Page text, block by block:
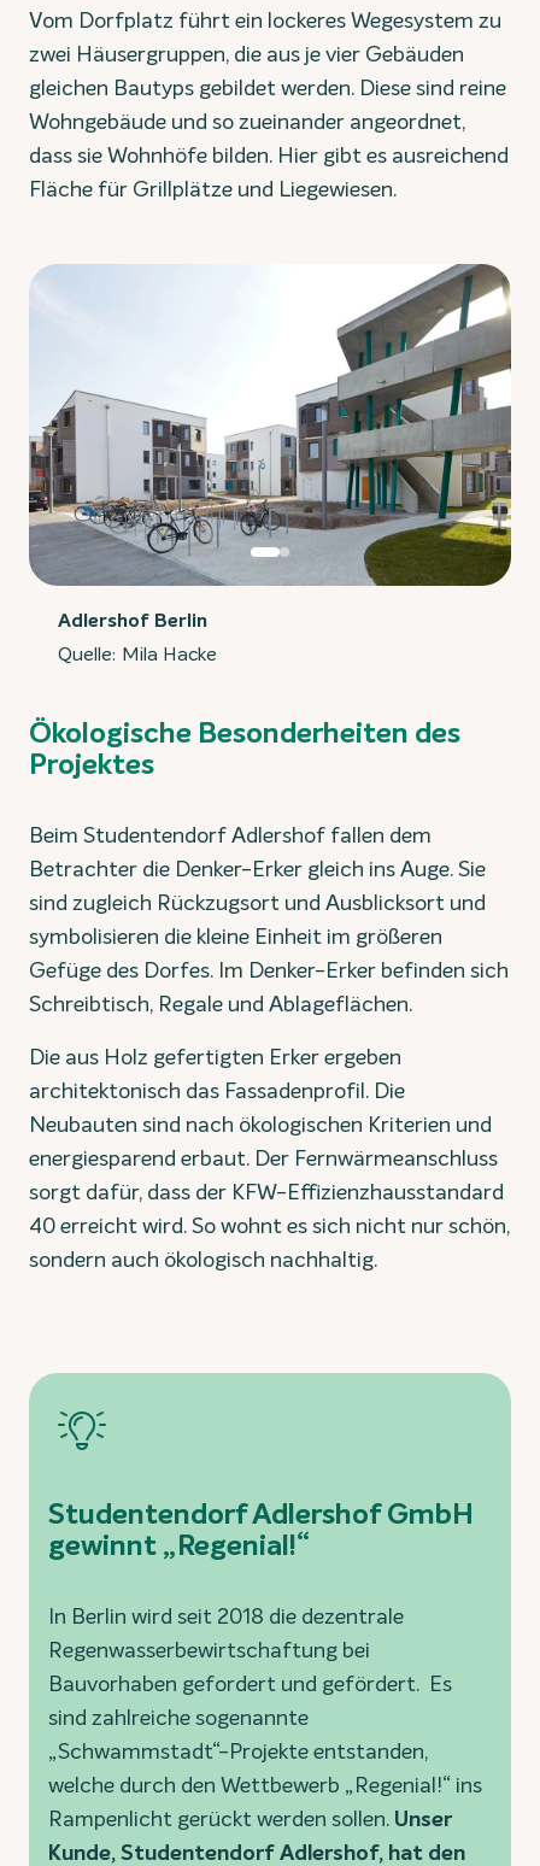
Vom Dorfplatz führt ein lockeres Wegesystem zu
zwei Häusergruppen, die aus je vier Gebäuden
gleichen Bautyps gebildet werden. Diese sind reine
Wohngebäude und so zueinander angeordnet,
dass sie Wohnhöfe bilden. Hier gibt es ausreichend
Fläche für Grillplätze und Liegewiesen.
Adlershof Berlin
Quelle: Mila Hacke
Ökologische Besonderheiten des
Projektes
Beim Studentendorf Adlershof fallen dem
Betrachter die Denker-Erker gleich ins Auge. Sie
sind zugleich Rückzugsort und Ausblicksort und
symbolisieren die kleine Einheit im größeren
Gefüge des Dorfes. Im Denker-Erker befinden sich
Schreibtisch, Regale und Ablageflächen.
Die aus Holz gefertigten Erker ergeben
architektonisch das Fassadenprofil. Die
Neubauten sind nach ökologischen Kriterien und
energiesparend erbaut. Der Fernwärmeanschluss
sorgt dafür, dass der KFW-Effizienzhausstandard
40 erreicht wird. So wohnt es sich nicht nur schön,
sondern auch ökologisch nachhaltig.
Studentendorf Adlershof GmbH
gewinnt „Regenial!“
In Berlin wird seit 2018 die dezentrale
Regenwasserbewirtschaftung bei
Bauvorhaben gefordert und gefördert. Es
sind zahlreiche sogenannte
„Schwammstadt“-Projekte entstanden,
welche durch den Wettbewerb „Regenial!“ ins
Rampenlicht gerückt werden sollen. Unser
Kunde, Studentendorf Adlershof, hat den